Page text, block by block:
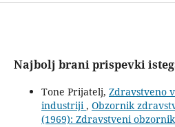
Najbolj brani prispevki
Tone Prijatelj, Zdravstveno
industriji, Obzornik
(1969): Zdravstveni obzornik